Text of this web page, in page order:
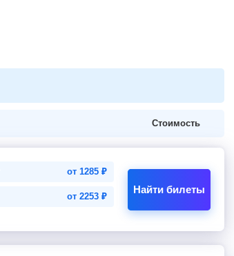
Стоимость
от 1285 ₽
от 2253 ₽
Найти билеты